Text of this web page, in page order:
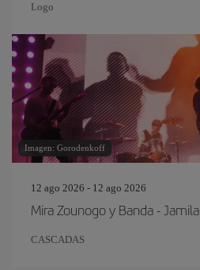
Logo
Imagen: Gorodenkoff
12 ago 2026 - 12 ago 2026
Mira Zounogo y Banda - Jamila
CASCADAS